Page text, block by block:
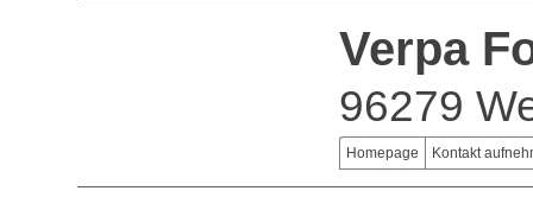
Verpa
96279
Homepage Kontakt